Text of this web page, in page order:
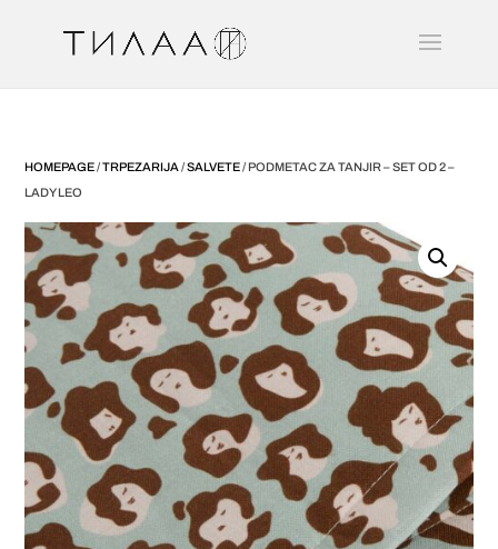
HOMEPAGE/TRPEZARIJA /SALVETE/ PODMETAC ZA TANJIR – SET OD 2 –
LADY LEO